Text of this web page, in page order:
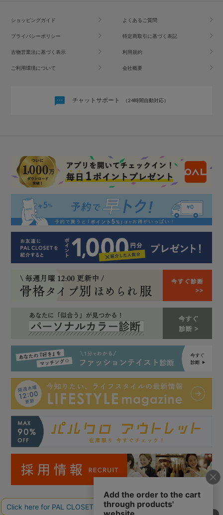
ショッピングガイド よくあるご質問
プライバシーポリシー 特定商取引に基づく表記
古物営業法に基づく表示 利用規約
ご利用環境について 会社概要
チャットサポート （24時間自動対応）